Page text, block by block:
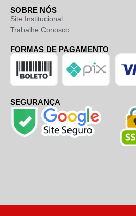
SOBRE NÓS
Site Institucional
Trabalhe Conosco
FORMAS DE PAGAMENTO
SEGURANÇA